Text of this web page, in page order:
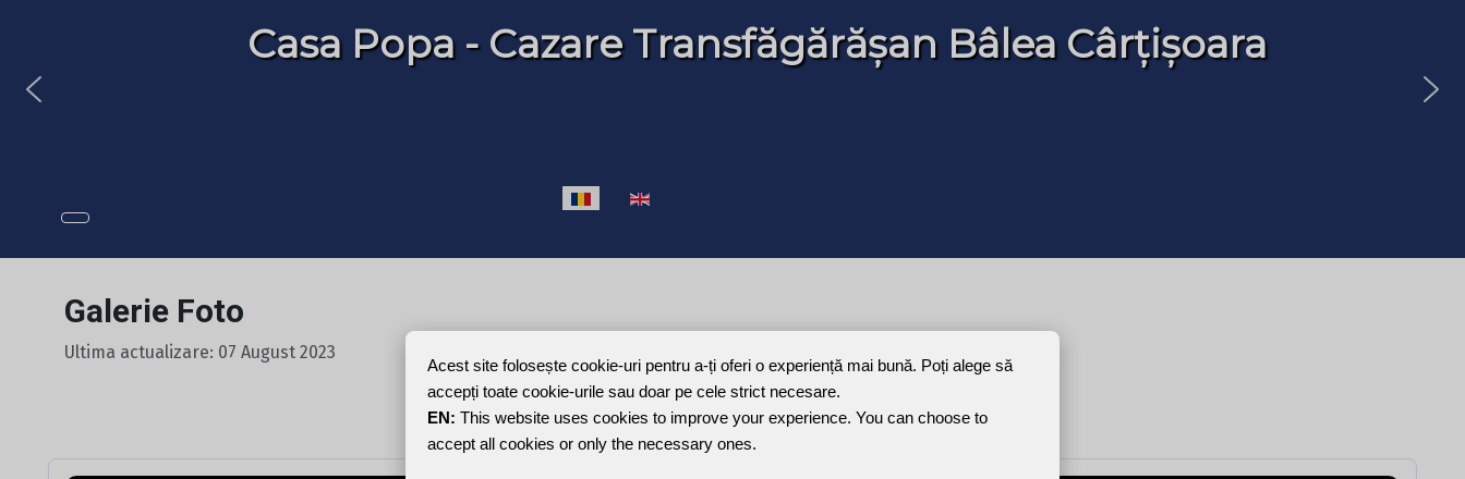
Casa Popa - Cazare Transfăgărășan Bâlea Cârțișoara
Selectați limba dvs
Galerie Foto
Ultima actualizare: 07 August 2023
Joomla Gallerymakes it better. Balbooa.com
Acest site folosește cookie-uri pentru a-ți oferi o experiență mai bună. Poți alege să
accepți toate cookie-urile sau doar pe cele strict necesare.
EN: This website uses cookies to improve your experience. You can choose to
accept all cookies or only the necessary ones.